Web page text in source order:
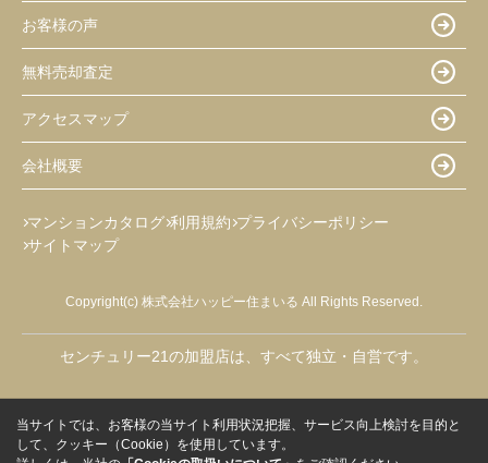
お客様の声
無料売却査定
アクセスマップ
会社概要
マンションカタログ 利用規約 プライバシーポリシー
サイトマップ
Copyright(c) 株式会社ハッピー住まいる All Rights Reserved.
センチュリー21の加盟店は、すべて独立・自営です。
当サイトでは、お客様の当サイト利用状況把握、サービス向上検討を目的と
して、クッキー（Cookie）を使用しています。